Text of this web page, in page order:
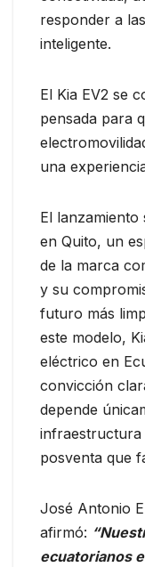
responder a
inteligente.
El Kia EV2 se
pensada para
una
El
en Quito, un
de la marca
y su
futuro más
este modelo,
eléctrico en
convicción
depende
infraestructura
posventa que
José Antonio
afirmó:
ecuatorianos